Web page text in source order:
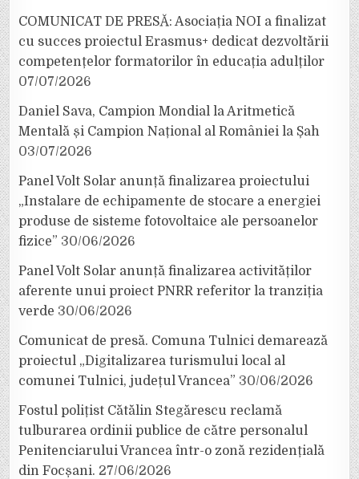
COMUNICAT DE PRESĂ: Asociația NOI a finalizat
cu succes proiectul Erasmus+ dedicat dezvoltării
competențelor formatorilor în educația adulților
07/07/2026
Daniel Sava, Campion Mondial la Aritmetică
Mentală și Campion Național al României la Șah
03/07/2026
Panel Volt Solar anunță finalizarea proiectului
„Instalare de echipamente de stocare a energiei
produse de sisteme fotovoltaice ale persoanelor
fizice” 30/06/2026
Panel Volt Solar anunță finalizarea activităților
aferente unui proiect PNRR referitor la tranziția
verde 30/06/2026
Comunicat de presă. Comuna Tulnici demarează
proiectul „Digitalizarea turismului local al
comunei Tulnici, județul Vrancea” 30/06/2026
Fostul polițist Cătălin Stegărescu reclamă
tulburarea ordinii publice de către personalul
Penitenciarului Vrancea într-o zonă rezidențială
din Focșani. 27/06/2026